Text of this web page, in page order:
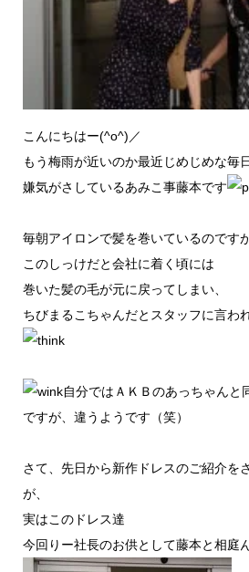
こんにちはー(^o^)／
もう梅雨が近いのか最近じめじめな毎
嫌気がさしているあみこ事藤本です
毎朝アイロンで髪を巻いているのです
このしっけだと会社に着く頃には
巻いた髪の毛が元に戻ってしまい、
ちびまるこちゃんだとスタッフに言わ
自分ではＡＫＢのあっちゃんと
ですが、違うようです（笑）
さて、先日から新作ドレスのご紹介を
が、
実はこのドレス達
今回りー社長のお供として藤本と相庭